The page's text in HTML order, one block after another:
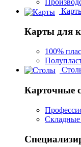
Карты для
100%
Карточные